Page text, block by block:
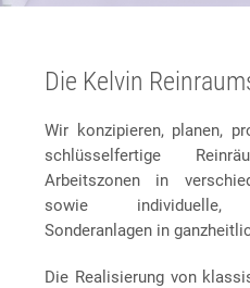
Die Kelvin
Wir konzipieren, planen,
schlüsselfertige
Arbeitszonen in
sowie individuelle,
Sonderanlagen in
Die Realisierung von